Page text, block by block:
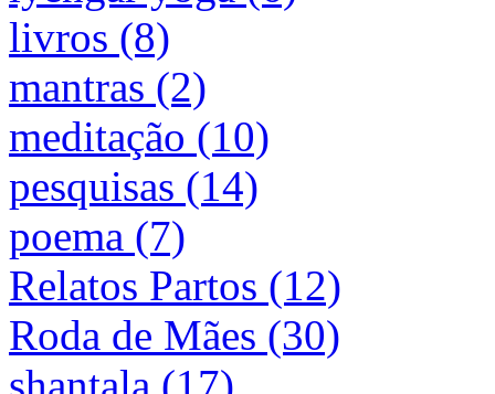
livros (8)
mantras (2)
meditação (10)
pesquisas (14)
poema (7)
Relatos Partos (12)
Roda de Mães (30)